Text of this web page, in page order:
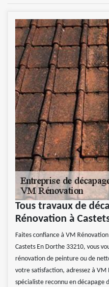
Tous travaux de
Rénovation à
Faites confiance à VM
Castets En Dorthe 33210, vous
rénovation de peinture ou de
votre satisfaction, adressez à VM
spécialiste reconnu en décapage